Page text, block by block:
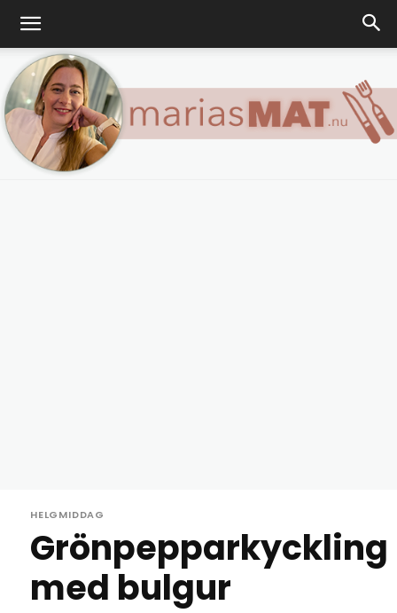
HELGMIDDAG
Grönpepparkyckling
med bulgur